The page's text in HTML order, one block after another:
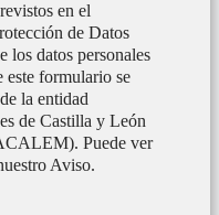
en el
de Datos
los datos personales
este formulario se
la entidad
de Castilla y León
Puede ver
Aviso.